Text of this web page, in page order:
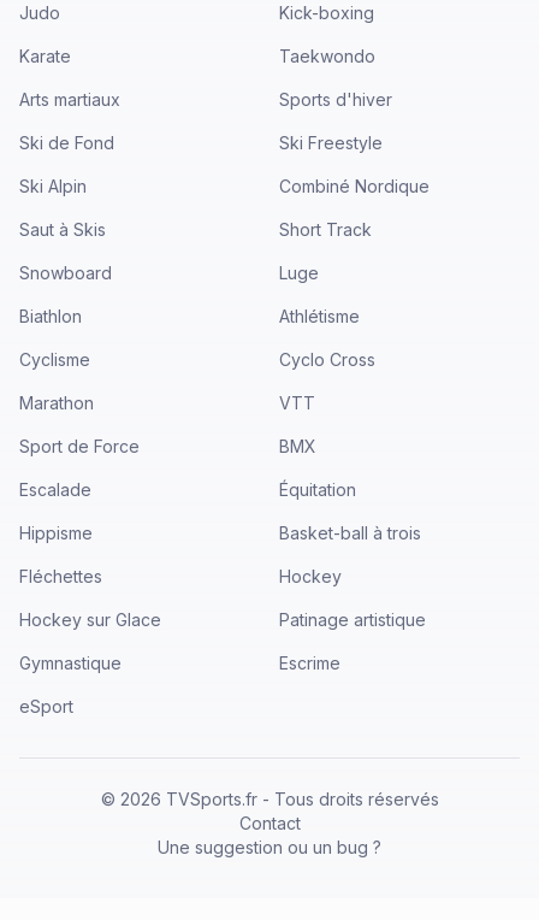
Judo Kick-boxing
Karate Taekwondo
Arts martiaux Sports d'hiver
Ski de Fond Ski Freestyle
Ski Alpin Combiné Nordique
Saut à Skis Short Track
Snowboard Luge
Biathlon Athlétisme
Cyclisme Cyclo Cross
Marathon VTT
Sport de Force BMX
Escalade Équitation
Hippisme Basket-ball à trois
Fléchettes Hockey
Hockey sur Glace Patinage artistique
Gymnastique Escrime
eSport
© 2026 TVSports.fr - Tous droits réservés
Contact
Une suggestion ou un bug ?